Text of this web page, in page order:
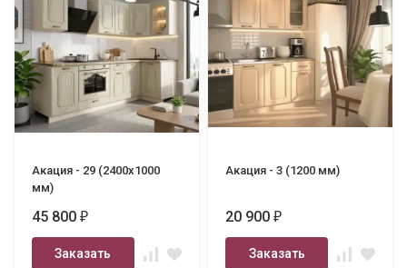
Акация - 29 (2400х1000
мм)
45 800₽
Заказать
Акация - 3 (1200 мм)
20 900₽
Заказать